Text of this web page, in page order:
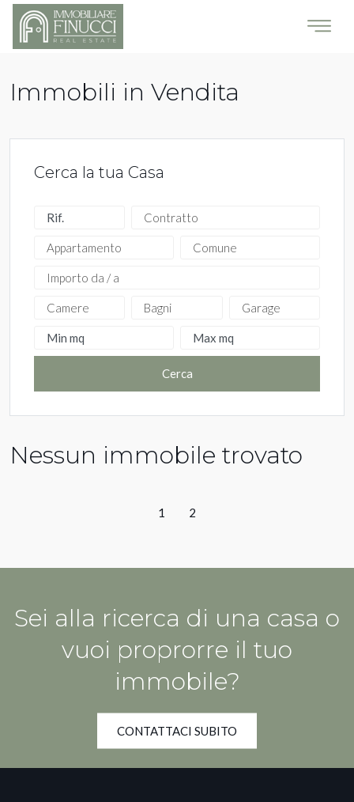
Immobili in Vendita
Cerca la tua Casa
Cerca
Nessun immobile trovato
1 2
Sei alla ricerca di una casa o
vuoi proprorre il tuo
immobile?
CONTATTACI SUBITO